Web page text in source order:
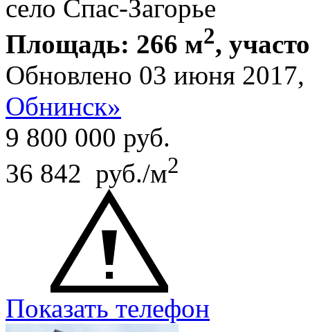
село Спас-Загорье
Площадь: 266 м2,
Обновлено 03 июня
Обнинск»
9 800 000 руб.
36 842 руб./м2
Показать телефон